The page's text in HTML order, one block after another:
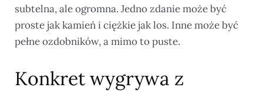
subtelna, ale ogromna. Jedno zdanie może być
proste jak kamień i ciężkie jak los. Inne może być
pełne ozdobników, a mimo to puste.
Konkret wygrywa z